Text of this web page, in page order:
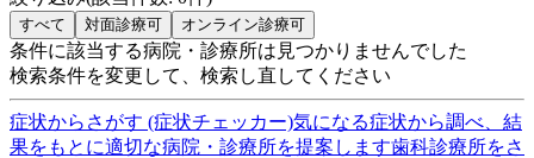
すべて 対面診療可 オンライン診療可
条件に該当する病院・診療所は見つかりませんでした
検索条件を変更して、検索し直してください
症状からさがす (症状チェッカー)気になる症状から調べ、結
果をもとに適切な病院・診療所を提案します歯科診療所をさ